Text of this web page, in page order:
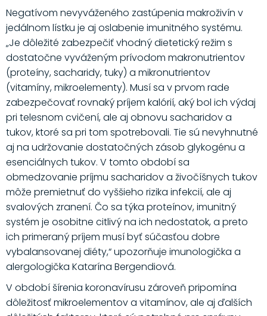
Negatívom nevyváženého zastúpenia makroživín v
jedálnom lístku je aj oslabenie imunitného systému.
„Je dôležité zabezpečiť vhodný dietetický režim s
dostatočne vyváženým prívodom makronutrientov
(proteíny, sacharidy, tuky) a mikronutrientov
(vitamíny, mikroelementy). Musí sa v prvom rade
zabezpečovať rovnaký príjem kalórií, aký bol ich výdaj
pri telesnom cvičení, ale aj obnovu sacharidov a
tukov, ktoré sa pri tom spotrebovali. Tie sú nevyhnutné
aj na udržovanie dostatočných zásob glykogénu a
esenciálnych tukov. V tomto období sa
obmedzovanie príjmu sacharidov a živočíšnych tukov
môže premietnuť do vyššieho rizika infekcií, ale aj
svalových zranení. Čo sa týka proteínov, imunitný
systém je osobitne citlivý na ich nedostatok, a preto
ich primeraný príjem musí byť súčasťou dobre
vybalansovanej diéty,“ upozorňuje imunologička a
alergologička Katarína Bergendiová.
V období šírenia koronavírusu zároveň pripomína
dôležitosť mikroelementov a vitamínov, ale aj ďalších